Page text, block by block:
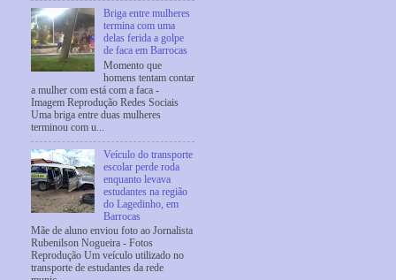
Briga entre mulheres
termina com uma
delas ferida a golpe
de faca em Barrocas
Momento que
homens tentam contar
a mulher com está com a faca -
Imagem Reprodução Redes Sociais
Uma briga entre duas mulheres
terminou com u...
Veículo do transporte
escolar perde roda
enquanto levava
estudantes na região
do Lagedinho, em
Barrocas
Mãe de aluno enviou foto ao Jornalista
Rubenilson Nogueira - Fotos
Reprodução Um veículo utilizado no
transporte de estudantes da rede